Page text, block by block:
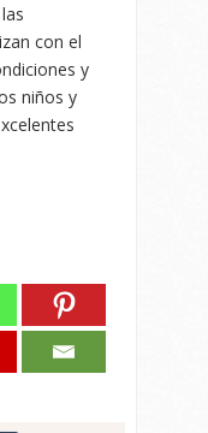
con el
y
niños y